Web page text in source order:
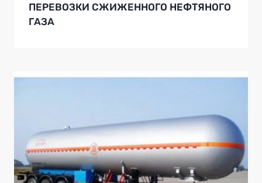
ПЕРЕВОЗКИ СЖИЖЕННОГО НЕФТЯНОГО
ГАЗА